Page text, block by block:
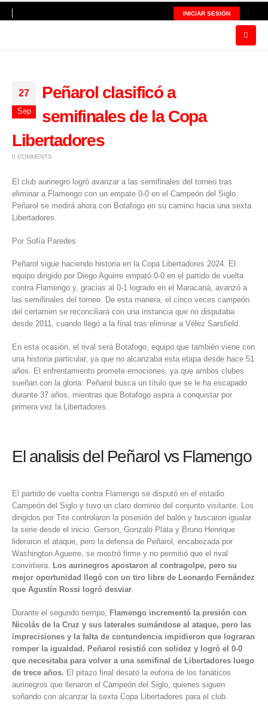
INICIAR SESIÓN
27
Sep
Peñarol clasificó a
semifinales de la Copa
Libertadores
0 COMMENTS
El club aurinegro logró avanzar a las semifinales del torneo tras
eliminar a Flamengo con un empate 0-0 en el Campeón del Siglo.
Peñarol se medirá ahora con Botafogo en su camino hacia una sexta
Libertadores.
Por Sofía Paredes
Peñarol sigue haciendo historia en la Copa Libertadores 2024. El
equipo dirigido por Diego Aguirre empató 0-0 en el partido de vuelta
contra Flamengo y, gracias al 0-1 logrado en el Maracaná, avanzó a
las semifinales del torneo. De esta manera, el cinco veces campeón
del certamen se reconciliará con una instancia que no disputaba
desde 2011, cuando llegó a la final tras eliminar a Vélez Sarsfield.
En esta ocasión, el rival será Botafogo , equipo que también viene con
una historia particular, ya que no alcanzaba esta etapa desde hace 51
años. El enfrentamiento promete emociones, ya que ambos clubes
sueñan con la gloria: Peñarol busca un título que se le ha escapado
durante 37 años, mientras que Botafogo aspira a conquistar por
primera vez la Libertadores.
El analisis del Peñarol vs Flamengo
El partido de vuelta contra Flamengo se disputó en el estadio
Campeón del Siglo y tuvo un claro dominio del conjunto visitante. Los
dirigidos por Tite controlaron la posesión del balón y buscaron igualar
la serie desde el inicio. Gerson, Gonzalo Plata y Bruno Henrique
lideraron el ataque, pero la defensa de Peñarol, encabezada por
Washington Aguerre, se mostró firme y no permitió que el rival
convirtiera. Los aurinegros apostaron al contragolpe, pero su
mejor oportunidad llegó con un tiro libre de Leonardo Fernández
que Agustín Rossi logró desviar.
Durante el segundo tiempo, Flamengo incrementó la presión con
Nicolás de la Cruz y sus laterales sumándose al ataque, pero las
imprecisiones y la falta de contundencia impidieron que lograran
romper la igualdad. Peñarol resistió con solidez y logró el 0-0
que necesitaba para volver a una semifinal de Libertadores luego
de trece años. El pitazo final desató la euforia de los fanáticos
aurinegros que llenaron el Campeón del Siglo, quienes siguen
soñando con alcanzar la sexta Copa Libertadores para el club.